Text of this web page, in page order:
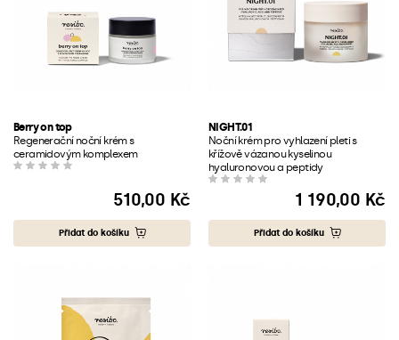
Berry on top
Regenerační noční krém s
ceramidovým komplexem
Cena
510,00 Kč
Přidat do košíku
NIGHT.01
Noční krém pro vyhlazení pleti s
křížově vázanou kyselinou
hyaluronovou a peptidy
Cena
1 190,00 Kč
Přidat do košíku